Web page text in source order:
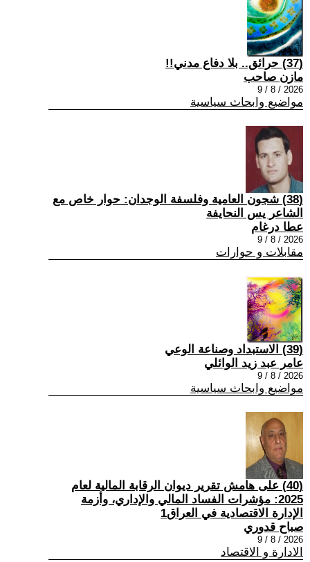
(37) حرائق.. بلا دفاع مدني!!
مازن صاحب
2026 / 8 / 9
مواضيع وابحاث سياسية
(38) شجون العامية وفلسفة الوجدان: حوار خاص مع
الشاعر يس النحايفة
عطا درغام
2026 / 8 / 9
مقابلات و حوارات
(39) الاستبداد وصناعة الوعي
عامر عبد زيد الوائلي
2026 / 8 / 9
مواضيع وابحاث سياسية
(40) على هامش تقرير ديوان الرقابة المالية لعام
2025: مؤشرات الفساد المالي والإداري، وأزمة
الإدارة الاقتصادية في العراق1
صباح قدوري
2026 / 8 / 9
الادارة و الاقتصاد